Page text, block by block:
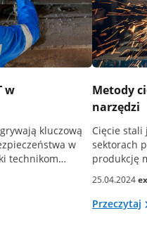
w
kluczową
w
technikom…
Metody
narzędzi
Cięcie stali
sektorach
produkcję
25.04.2024
Przeczytaj